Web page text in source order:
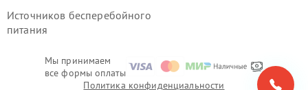
Мы принимаем
все формы оплаты
Источников бесперебойного
питания
бесперебойного питания PowerCom
в г.Новосибирск
Замена VGA порта источника
Екатеринбург
Замена VGA порта источника
бесперебойного питания PowerCom
Политика конфиденциальности